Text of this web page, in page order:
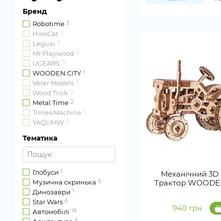
Механічний 3D
Трактор
940 грн
Бренд
Robotime 5
HowCat 0
Leguai 0
Mr.Playwood 0
UGEARS 0
WOODEN.CITY 1
Veter Models 0
Wood Trick 0
Metal Time 2
Time4Machine 0
YAQUMW 0
Тематика
Глобуси 1
Музична скринька 5
Динозаври 1
Star Wars 6
Автомобілі 19